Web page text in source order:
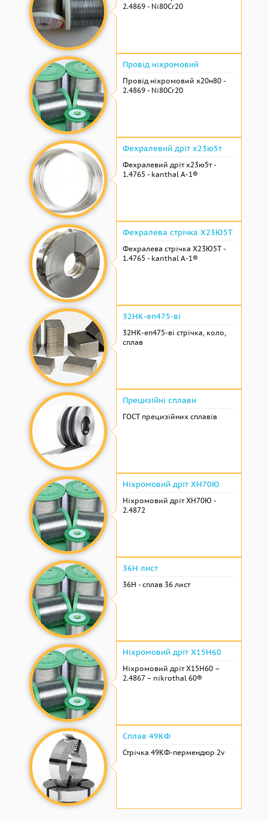
2.4869 - Ni80Cr20
Провід ніхромовий
Провід ніхромовий х20н80 -
2.4869 - Ni80Cr20
Фехралевий дріт х23ю5т
Фехралевий дріт х23ю5т -
1.4765 - kanthal A-1®
Фехралева стрічка Х23Ю5Т
Фехралева стрічка Х23Ю5Т -
1.4765 - kanthal A-1®
32НК-еп475-ві
32НК-еп475-ві стрічка, коло,
сплав
Прецизійні сплави
ГОСТ прецизійних сплавів
Ніхромовий дріт ХН70Ю
Ніхромовий дріт ХН70Ю -
2.4872
36Н лист
36Н - сплав 36 лист
Ніхромовий дріт Х15Н60
Ніхромовий дріт Х15Н60 –
2.4867 – nikrothal 60®
Сплав 49КФ
Стрічка 49КФ-пермендюр 2v